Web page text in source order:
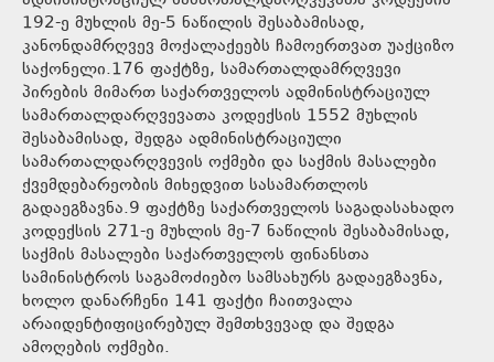
192-ე მუხლის მე-5 ნაწილის შესაბამისად,
კანონდამრღვევ მოქალაქეებს ჩამოერთვათ უაქციზო
საქონელი.176 ფაქტზე, სამართალდამრღვევი
პირების მიმართ საქართველოს ადმინისტრაციულ
სამართალდარღვევათა კოდექსის 1552 მუხლის
შესაბამისად, შედგა ადმინისტრაციული
სამართალდარღვევის ოქმები და საქმის მასალები
ქვემდებარეობის მიხედვით სასამართლოს
გადაეგზავნა.9 ფაქტზე საქართველოს საგადასახადო
კოდექსის 271-ე მუხლის მე-7 ნაწილის შესაბამისად,
საქმის მასალები საქართველოს ფინანსთა
სამინისტროს საგამოძიებო სამსახურს გადაეგზავნა,
ხოლო დანარჩენი 141 ფაქტი ჩაითვალა
არაიდენტიფიცირებულ შემთხვევად და შედგა
ამოღების ოქმები.